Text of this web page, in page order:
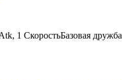
1 СкоростьБазовая дружба